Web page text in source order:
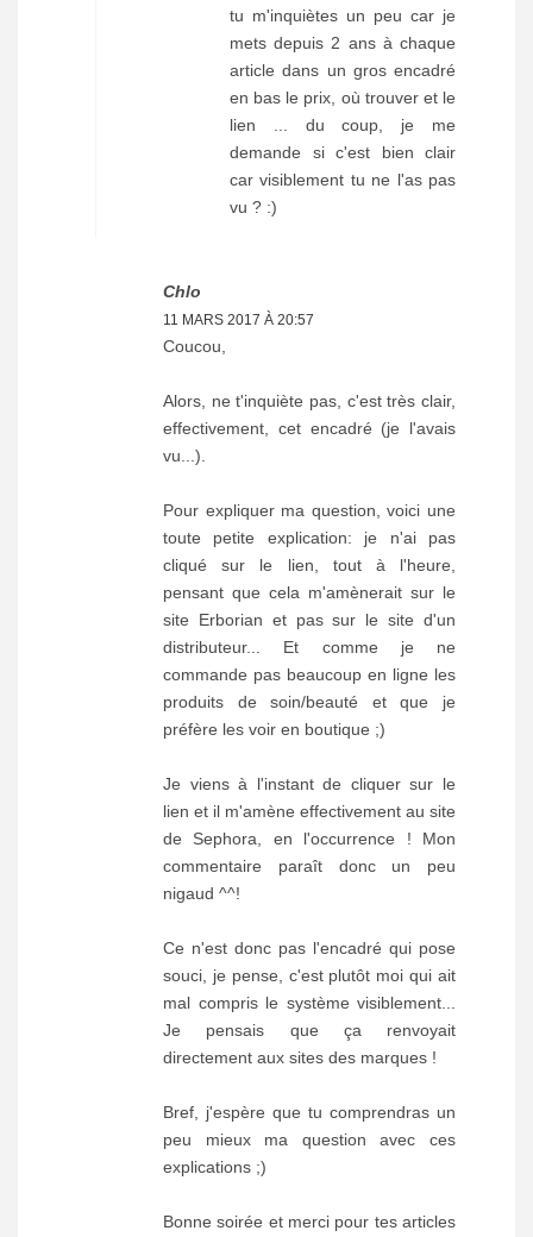
tu m'inquiètes un peu car je
mets depuis 2 ans à chaque
article dans un gros encadré
en bas le prix, où trouver et le
lien ... du coup, je me
demande si c'est bien clair
car visiblement tu ne l'as pas
vu ? :)
Chlo
11 MARS 2017 À 20:57
Coucou,
Alors, ne t'inquiète pas, c'est très clair,
effectivement, cet encadré (je l'avais
vu...).
Pour expliquer ma question, voici une
toute petite explication: je n'ai pas
cliqué sur le lien, tout à l'heure,
pensant que cela m'amènerait sur le
site Erborian et pas sur le site d'un
distributeur... Et comme je ne
commande pas beaucoup en ligne les
produits de soin/beauté et que je
préfère les voir en boutique ;)
Je viens à l'instant de cliquer sur le
lien et il m'amène effectivement au site
de Sephora, en l'occurrence ! Mon
commentaire paraît donc un peu
nigaud ^^!
Ce n'est donc pas l'encadré qui pose
souci, je pense, c'est plutôt moi qui ait
mal compris le système visiblement...
Je pensais que ça renvoyait
directement aux sites des marques !
Bref, j'espère que tu comprendras un
peu mieux ma question avec ces
explications ;)
Bonne soirée et merci pour tes articles